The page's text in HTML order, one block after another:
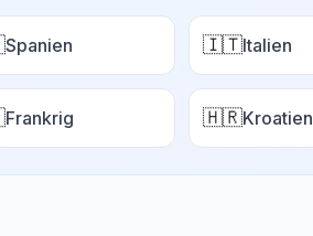
Spanien 🇮🇹Italien
Frankrig 🇭🇷Kroatien